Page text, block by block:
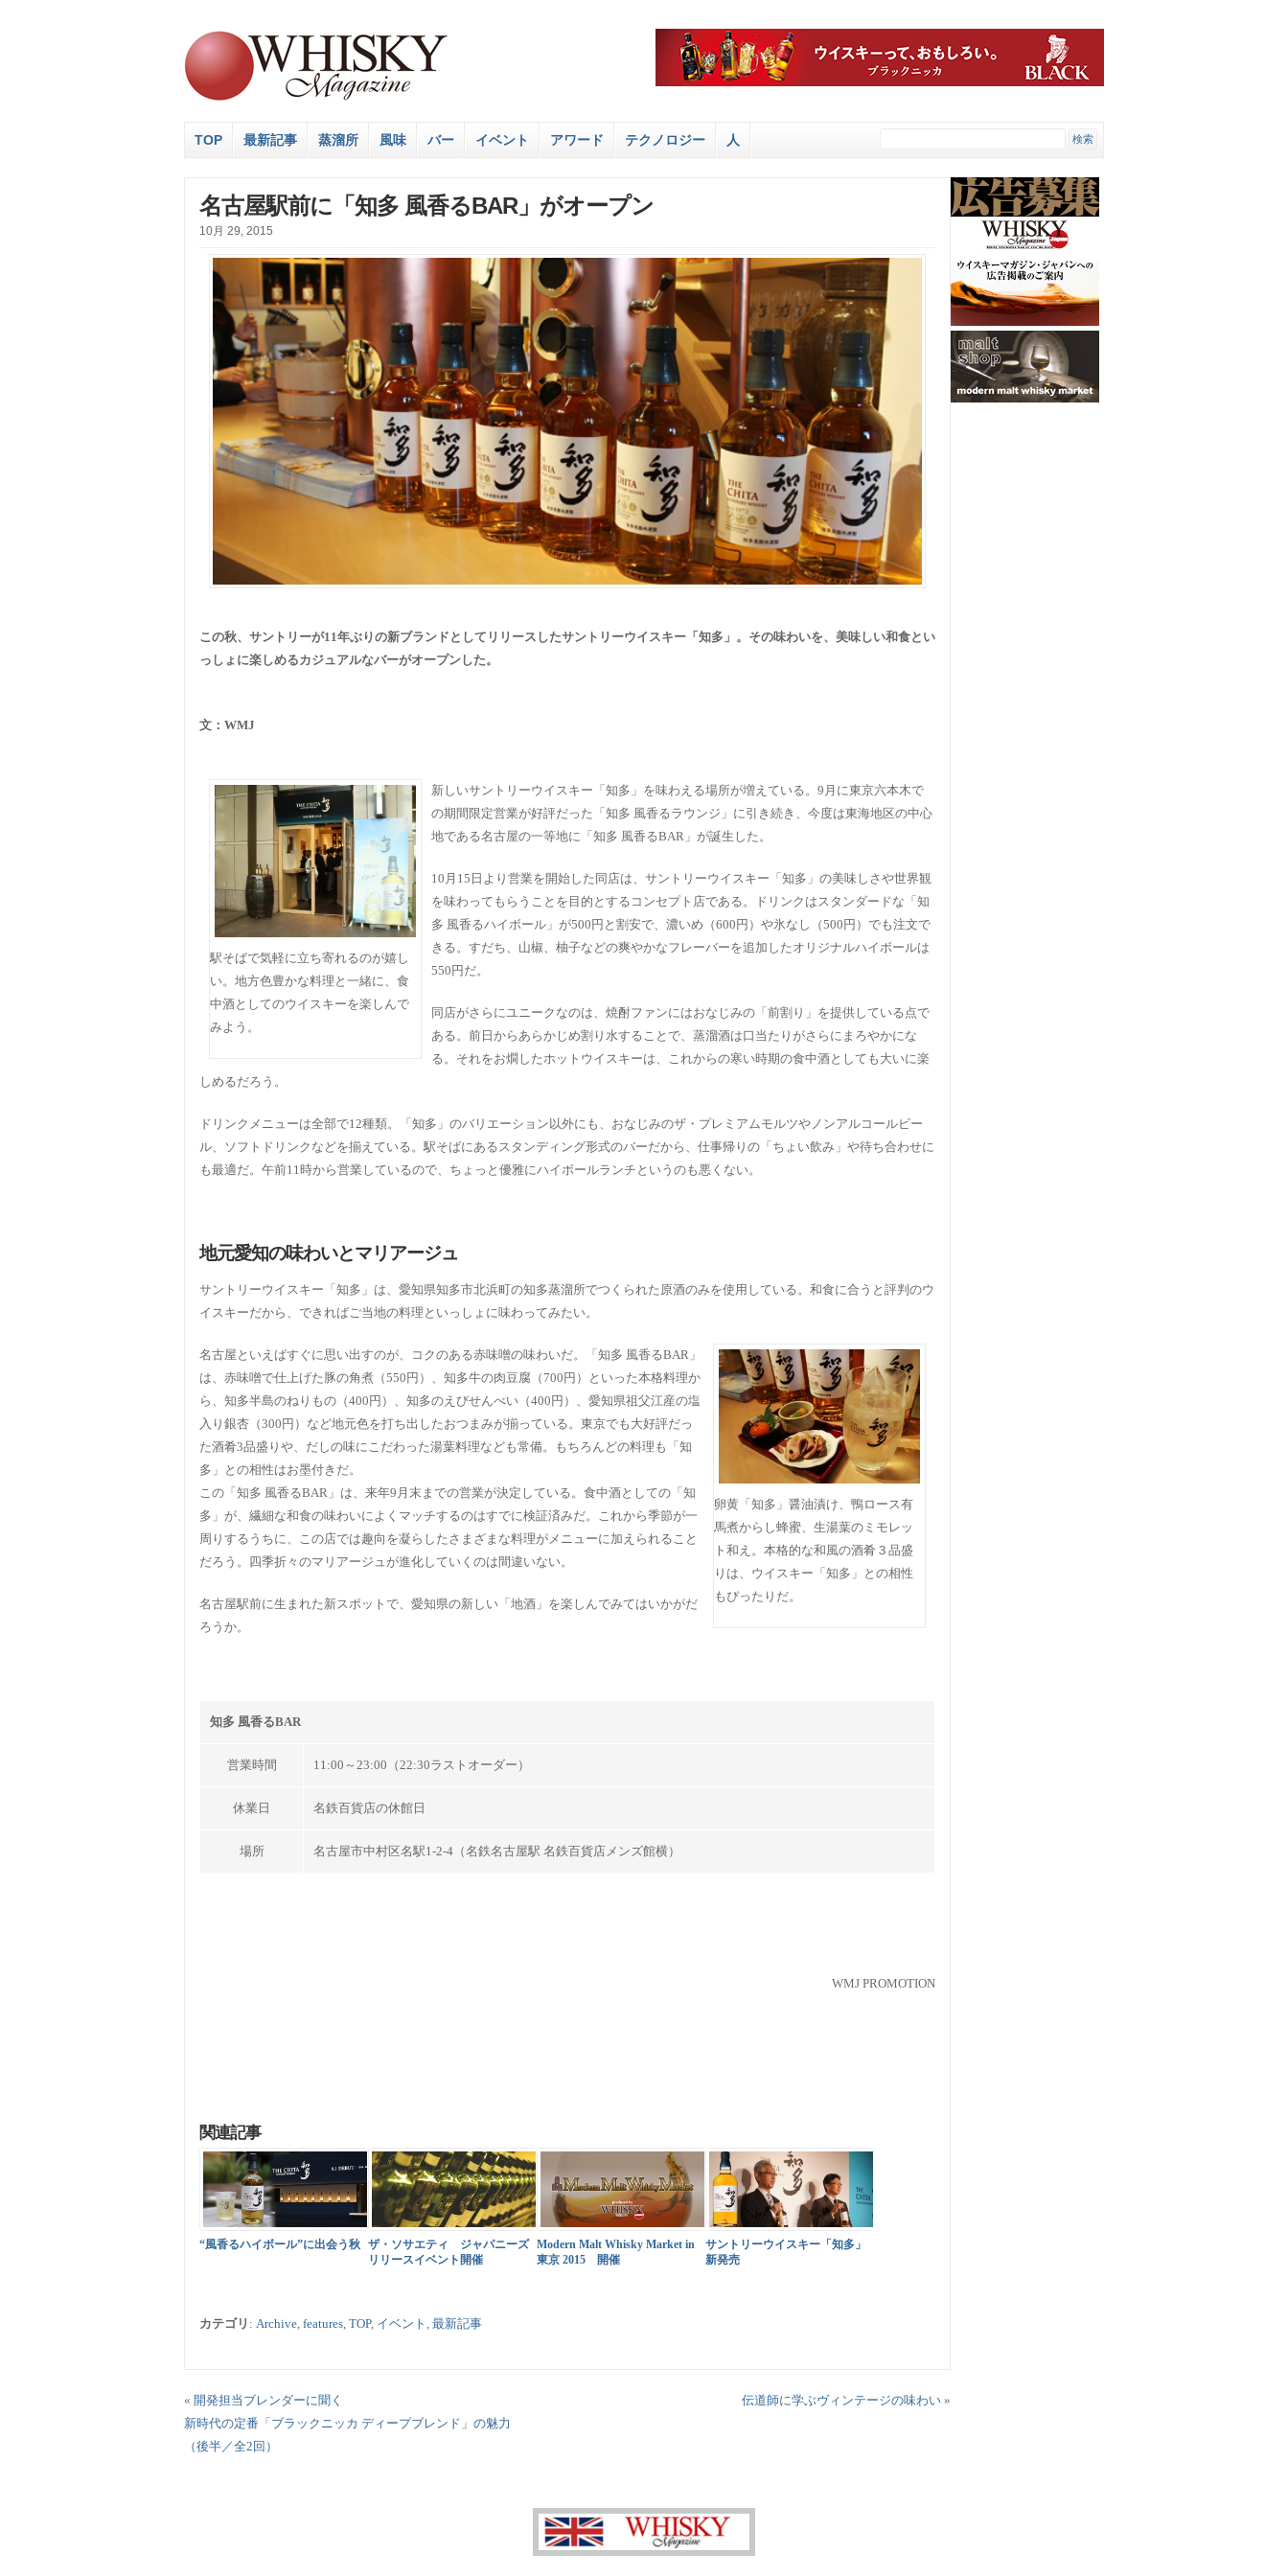
TOP 最新記事 蒸溜所 風味 バー イベント アワード テクノロジー 人
名古屋駅前に「知多 風香るBAR」がオープン
10月 29, 2015
この秋、サントリーが11年ぶりの新ブランドとしてリリースしたサントリーウイスキー「知多」。その味わいを、美味しい和食とい
っしょに楽しめるカジュアルなバーがオープンした。
文： WMJ
駅そばで気軽に立ち寄れるのが嬉し
い。地方色豊かな料理と一緒に、食
中酒としてのウイスキーを楽しんで
みよう。
新しいサントリーウイスキー「知多」を味わえる場所が増えている。9月に東京六本木で
の期間限定営業が好評だった「知多 風香るラウンジ」に引き続き、今度は東海地区の中心
地である名古屋の一等地に「知多 風香るBAR 」が誕生した。
10月15日より営業を開始した同店は、サントリーウイスキー「知多」の美味しさや世界観
を味わってもらうことを目的とするコンセプト店である。ドリンクはスタンダードな「知
多 風香るハイボール」が500円と割安で、濃いめ（600円）や氷なし（500円）でも注文で
きる。すだち、山椒、柚子などの爽やかなフレーバーを追加したオリジナルハイボールは
550円だ。
同店がさらにユニークなのは、焼酎ファンにはおなじみの「前割り」を提供している点で
ある。前日からあらかじめ割り水することで、蒸溜酒は口当たりがさらにまろやかにな
る。それをお燗したホットウイスキーは、これからの寒い時期の食中酒としても大いに楽
しめるだろう。
ドリンクメニューは全部で12種類。「知多」のバリエーション以外にも、おなじみのザ・プレミアムモルツやノンアルコールビー
ル、ソフトドリンクなどを揃えている。駅そばにあるスタンディング形式のバーだから、仕事帰りの「ちょい飲み」や待ち合わせに
も最適だ。午前11時から営業しているので、ちょっと優雅にハイボールランチというのも悪くない。
地元愛知の味わいとマリアージュ
サントリーウイスキー「知多」は、愛知県知多市北浜町の知多蒸溜所でつくられた原酒のみを使用している。和食に合うと評判のウ
イスキーだから、できればご当地の料理といっしょに味わってみたい。
卵黄「知多」醤油漬け、鴨ロース有
馬煮からし蜂蜜、生湯葉のミモレッ
ト和え。本格的な和風の酒肴３品盛
りは、ウイスキー「知多」との相性
もぴったりだ。
名古屋といえばすぐに思い出すのが、コクのある赤味噌の味わいだ。「知多 風香るBAR」
は、赤味噌で仕上げた豚の角煮（550円）、知多牛の肉豆腐（700円）といった本格料理か
ら、知多半島のねりもの（400円）、知多のえびせんべい（400円）、愛知県祖父江産の塩
入り銀杏（300円）など地元色を打ち出したおつまみが揃っている。東京でも大好評だっ
た酒肴3品盛りや、だしの味にこだわった湯葉料理なども常備。もちろんどの料理も「知
多」との相性はお墨付きだ。
この「知多 風香るBAR」は、来年9月末までの営業が決定している。食中酒としての「知
多」が、繊細な和食の味わいによくマッチするのはすでに検証済みだ。これから季節が一
周りするうちに、この店では趣向を凝らしたさまざまな料理がメニューに加えられること
だろう。四季折々のマリアージュが進化していくのは間違いない。
名古屋駅前に生まれた新スポットで、愛知県の新しい「地酒」を楽しんでみてはいかがだ
ろうか。
知多 風香るBAR
営業時間 11:00～23:00（22:30ラストオーダー）
休業日 名鉄百貨店の休館日
場所 名古屋市中村区名駅1-2-4（名鉄名古屋駅 名鉄百貨店メンズ館横）
WMJ PROMOTION
関連記事
“風香るハイボール”に出会う秋 ザ・ソサエティ ジャパニーズ
リリースイベント開催
Modern Malt Whisky Market in
東京 2015 開催
サントリーウイスキー「知多」
新発売
カテゴリ : Archive, features, TOP, イベント , 最新記事
« 開発担当ブレンダーに聞く
新時代の定番「ブラックニッカ ディープブレンド」の魅力
（後半／全2回）
伝道師に学ぶヴィンテージの味わい »